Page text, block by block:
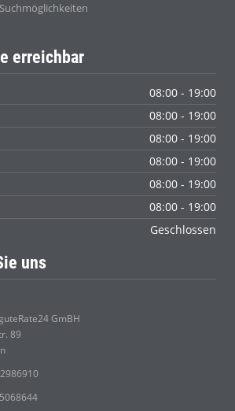
erreichbar
08:00 - 19:00
08:00 - 19:00
08:00 - 19:00
08:00 - 19:00
08:00 - 19:00
08:00 - 19:00
Geschlossen
uns
GmBH
89